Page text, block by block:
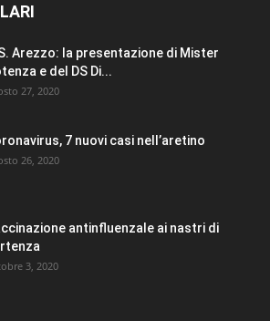
Arezzo: la presentazione di Mister
e del DS Di...
27, 2020
7 nuovi casi nell’aretino
26, 2020
antinfluenzale ai nastri di
3, 2020